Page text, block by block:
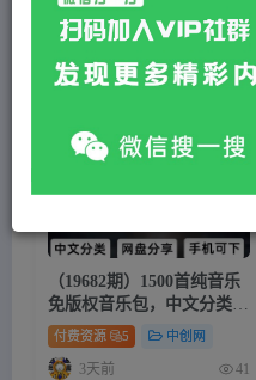
（19731期）快手
剧分销｜单账号日收益15+
付费资源 5 中创网
（19682期）1500首纯音乐
免版权音乐包，中文分类，
自费购买素材，抖音快手
媒体音效素材资源
付费资源 5 中创网
3天前 41